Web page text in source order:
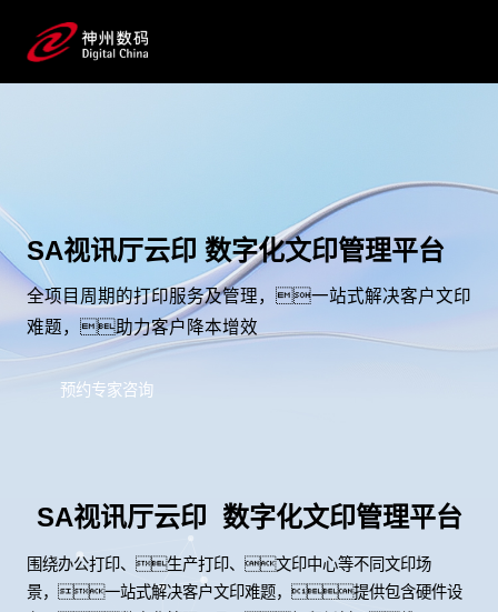
SA视讯厅云印 数字化文印管理平台
全项目周期的打印服务及管理，一站式解决客户文印
难题，助力客户降本增效
预约专家咨询
SA视讯厅云印 数字化文印管理平台
围绕办公打印、生产打印、文印中心等不同文印场
景，一站式解决客户文印难题，提供包含硬件设